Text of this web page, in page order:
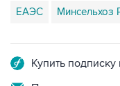
ЕАЭС Минсельхоз
Купить